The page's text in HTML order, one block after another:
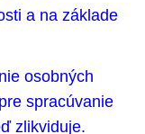
a na základe
osobných
spracúvanie
zlikviduje.